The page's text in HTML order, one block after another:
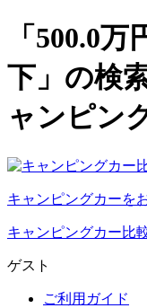
「500.0
下」の検
ャンピン
キャンピングカーを
キャンピングカー比
ゲスト
ご利用ガイド